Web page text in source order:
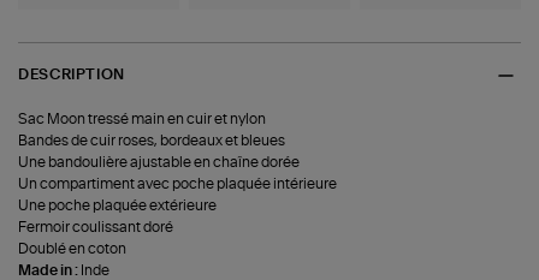
DESCRIPTION
Sac Moon tressé main en cuir et nylon
Bandes de cuir roses, bordeaux et bleues
Une bandoulière ajustable en chaîne dorée
Un compartiment avec poche plaquée intérieure
Une poche plaquée extérieure
Fermoir coulissant doré
Doublé en coton
Made in : Inde